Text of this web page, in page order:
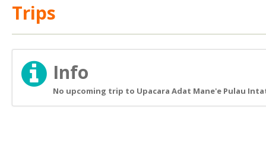
Trips
Info
No upcoming trip to Upacara Adat Mane'e Pulau